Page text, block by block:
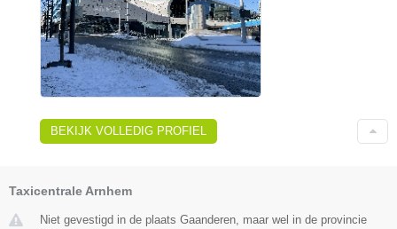
BEKIJK VOLLEDIG PROFIEL
Taxicentrale Arnhem
Niet gevestigd in de plaats Gaanderen, maar wel in de provincie